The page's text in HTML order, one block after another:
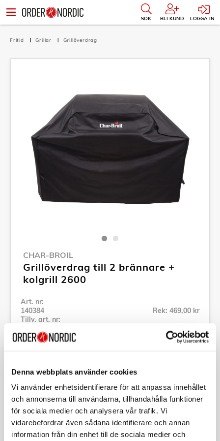
Denna webbplats använder cookies
Vi använder enhetsidentifierare för att anpassa innehållet
och annonserna till användarna, tillhandahålla funktioner
för sociala medier och analysera vår trafik. Vi
vidarebefordrar även sådana identifierare och annan
information från din enhet till de sociala medier och
SÖK BLI KUND LOGGA IN
Fritid Grillar Grillöverdrag
CHAR-BROIL
Grillöverdrag till 2 brännare +
kolgrill 2600
Art. nr:
140384
Tillv. art. nr:
Rek: 469,00 kr
Se alla produkter inom Char-Broil
Beskrivning
Art. nr:140384